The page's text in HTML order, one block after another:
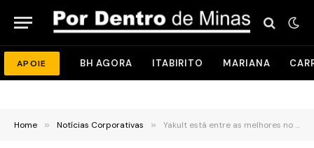
APOIE BH AGORA ITABIRITO MARIANA
Home » Notícias Corporativas » Yakult está entre as melhores no Prêmio MESC 2024